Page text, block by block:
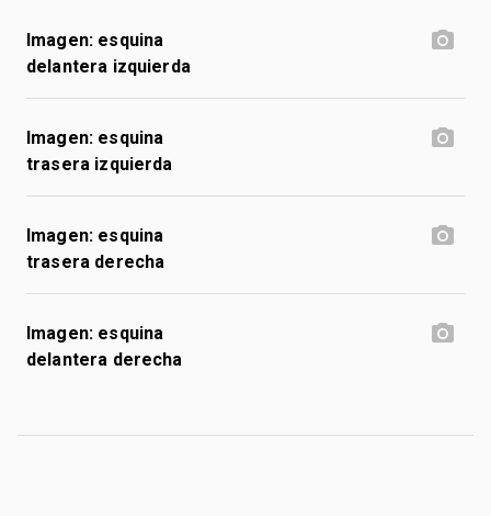
Imagen: esquina
delantera izquierda
Imagen: esquina
trasera izquierda
Imagen: esquina
trasera derecha
Imagen: esquina
delantera derecha